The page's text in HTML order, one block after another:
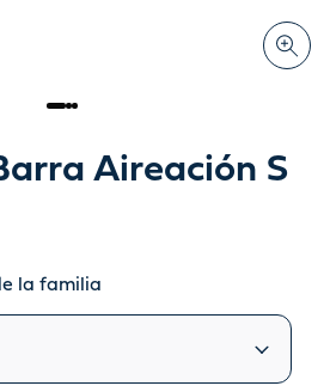
Aireación S
la familia